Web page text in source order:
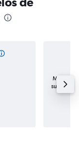
Mayor
subida de